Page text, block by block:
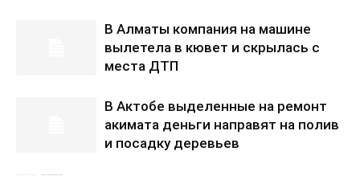
В Алматы компания на машине
вылетела в кювет и скрылась с
места ДТП
В Актобе выделенные на ремонт
акимата деньги направят на полив
и посадку деревьев